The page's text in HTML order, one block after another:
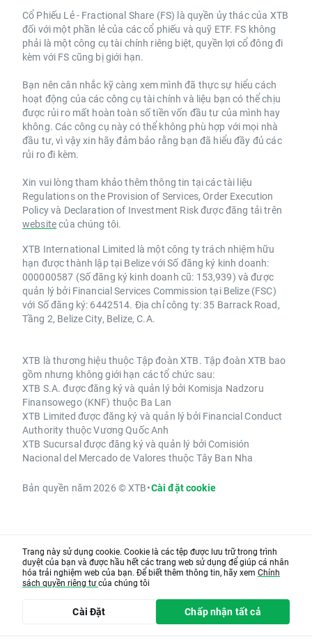
Cổ Phiếu Lẻ - Fractional Share (FS) là quyền ủy thác của XTB
đối với một phần lẻ của các cổ phiếu và quỹ ETF. FS không
phải là một công cụ tài chính riêng biệt, quyền lợi cổ đông đi
kèm với FS cũng bị giới hạn.
Bạn nên cân nhắc kỹ càng xem mình đã thực sự hiểu cách
hoạt động của các công cụ tài chính và liệu bạn có thể chịu
được rủi ro mất hoàn toàn số tiền vốn đầu tư của mình hay
không. Các công cụ này có thể không phù hợp với mọi nhà
đầu tư, vì vậy xin hãy đảm bảo rằng bạn đã hiểu đầy đủ các
rủi ro đi kèm.
Xin vui lòng tham khảo thêm thông tin tại các tài liệu
Regulations on the Provision of Services, Order Execution
Policy và Declaration of Investment Risk được đăng tải trên
websitecủa chúng tôi.
XTB International Limited là một công ty trách nhiệm hữu
hạn được thành lập tại Belize với Số đăng ký kinh doanh:
000000587 (Số đăng ký kinh doanh cũ: 153,939) và được
quản lý bởi Financial Services Commission tại Belize (FSC)
với Số đăng ký: 6442514. Địa chỉ công ty: 35 Barrack Road,
Tầng 2, Belize City, Belize, C.A.
XTB là thương hiệu thuộc Tập đoàn XTB. Tập đoàn XTB bao
gồm nhưng không giới hạn các tổ chức sau:
XTB S.A. được đăng ký và quản lý bởi Komisja Nadzoru
Finansowego (KNF) thuộc Ba Lan
XTB Limited được đăng ký và quản lý bởi Financial Conduct
Authority thuộc Vương Quốc Anh
XTB Sucursal được đăng ký và quản lý bởi Comisión
Nacional del Mercado de Valores thuộc Tây Ban Nha
Bản quyền năm 2026 © XTB•Cài đặt cookie
Trang này sử dụng cookie. Cookie là các tệp được lưu trữ trong trình
duyệt của bạn và được hầu hết các trang web sử dụng để giúp cá nhân
hóa trải nghiệm web của bạn. Để biết thêm thông tin, hãy xem Chính
sách quyền riêng tưcủa chúng tôi
Cài Đặt Chấp nhận tất cả